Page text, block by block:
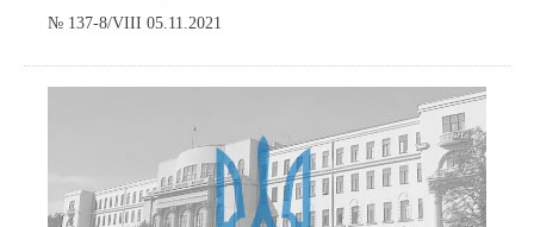
№ 137-8/VIII 05.11.2021